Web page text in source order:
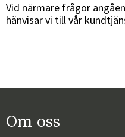
Vid närmare frågor
hänvisar vi till vår
Om oss